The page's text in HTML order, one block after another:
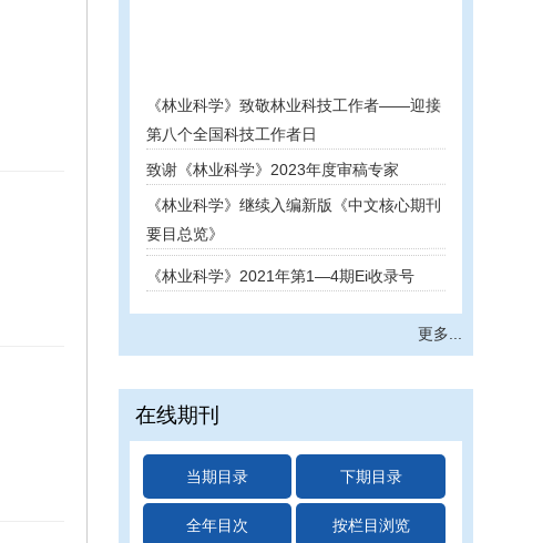
第八个全国科技工作者日
致谢《林业科学》2023年度审稿专家
《林业科学》继续入编新版《中文核心期刊
要目总览》
《林业科学》2021年第1―4期Ei收录号
《林业科学》2020年第10―12期Ei收录号
《林业科学》5篇论文获2020年度 “F5000
论文”提名
3.12，《林业科学》邀您一起植树！
《林业科学》2020年第1—9期Ei收录号
官宣了！《林业科学》4篇论文获奖！
《林业科学》公布2017年高被引频次论文并
更多...
在线期刊
当期目录 下期目录
全年目次 按栏目浏览